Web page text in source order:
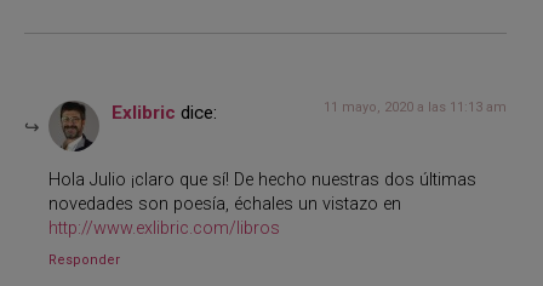
Exlibric dice: 11 mayo, 2020 a las 11:13 am
Hola Julio ¡claro que sí! De hecho nuestras dos últimas
novedades son poesía, échales un vistazo en
http://www.exlibric.com/libros
Responder